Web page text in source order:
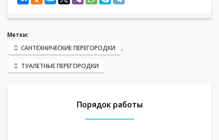
Метки:
САНТЕХНИЧЕСКИЕ ПЕРЕГОРОДКИ
,
ТУАЛЕТНЫЕ ПЕРЕГОРОДКИ
Порядок работы